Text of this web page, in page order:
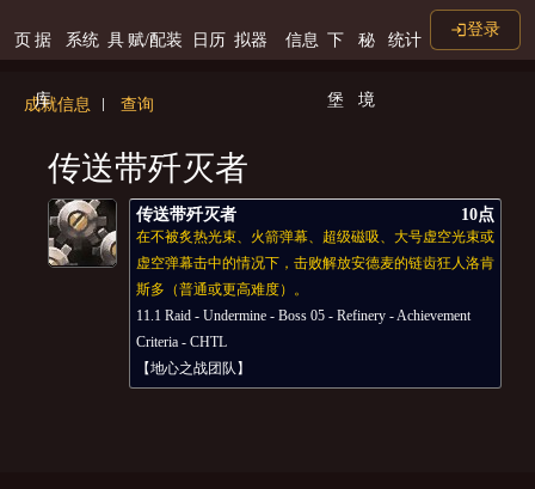
页 据
库
系统 具 赋/配装 日历 拟器 信息 下
堡
秘
境
统计
登录
成就信息 查询
传送带歼灭者
传送带歼灭者 10点
在不被炙热光束、火箭弹幕、超级磁吸、大号虚空光束或
虚空弹幕击中的情况下，击败解放安德麦的链齿狂人洛肯
斯多（普通或更高难度）。
11.1 Raid - Undermine - Boss 05 - Refinery - Achievement
Criteria - CHTL
【地心之战团队】